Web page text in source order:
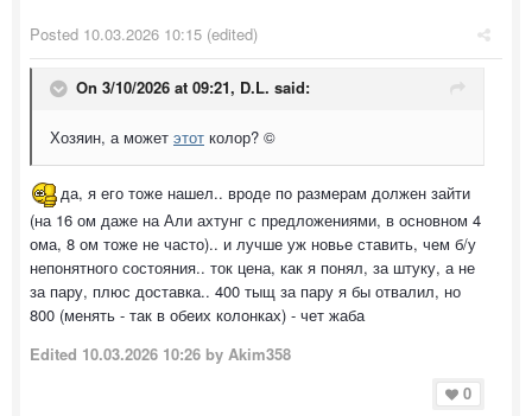
Posted 10.03.2026 10:15 (edited)
On 3/10/2026 at 09:21, D.L. said:
Хозяин, а может этот колор? ©
да, я его тоже нашел.. вроде по размерам должен зайти
(на 16 ом даже на Али ахтунг с предложениями, в основном 4
ома, 8 ом тоже не часто).. и лучше уж новье ставить, чем б/у
непонятного состояния.. ток цена, как я понял, за штуку, а не
за пару, плюс доставка.. 400 тыщ за пару я бы отвалил, но
800 (менять - так в обеих колонках) - чет жаба
Edited 10.03.2026 10:26 by Akim358
0